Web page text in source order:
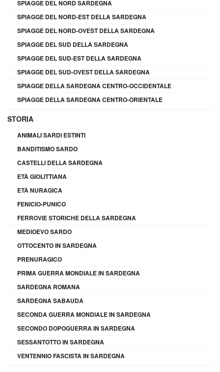
SPIAGGE DEL NORD SARDEGNA
SPIAGGE DEL NORD-EST DELLA SARDEGNA
SPIAGGE DEL NORD-OVEST DELLA SARDEGNA
SPIAGGE DEL SUD DELLA SARDEGNA
SPIAGGE DEL SUD-EST DELLA SARDEGNA
SPIAGGE DEL SUD-OVEST DELLA SARDEGNA
SPIAGGE DELLA SARDEGNA CENTRO-OCCIDENTALE
SPIAGGE DELLA SARDEGNA CENTRO-ORIENTALE
STORIA
ANIMALI SARDI ESTINTI
BANDITISMO SARDO
CASTELLI DELLA SARDEGNA
ETÀ GIOLITTIANA
ETÀ NURAGICA
FENICIO-PUNICO
FERROVIE STORICHE DELLA SARDEGNA
MEDIOEVO SARDO
OTTOCENTO IN SARDEGNA
PRENURAGICO
PRIMA GUERRA MONDIALE IN SARDEGNA
SARDEGNA ROMANA
SARDEGNA SABAUDA
SECONDA GUERRA MONDIALE IN SARDEGNA
SECONDO DOPOGUERRA IN SARDEGNA
SESSANTOTTO IN SARDEGNA
VENTENNIO FASCISTA IN SARDEGNA